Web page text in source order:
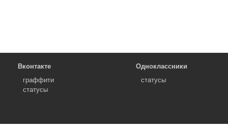
Вконтакте
граффити
статусы
Одноклассники
статусы